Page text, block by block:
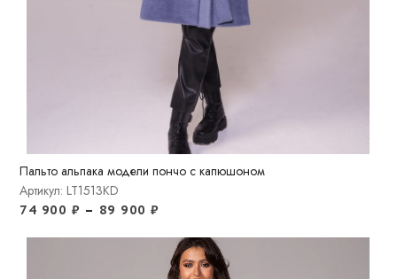
Пальто альпака модели пончо с капюшоном
Артикул: LT1513KD
74 900 ₽ – 89 900₽